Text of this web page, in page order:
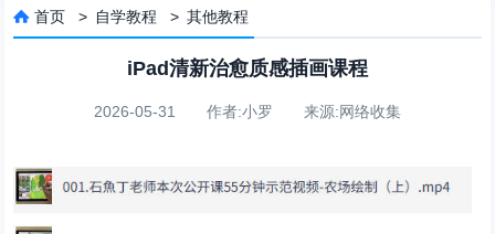
 首页 > 自学教程 >其他教程
iPad清新治愈质感插画课程
2026-05-31 作者:小罗 来源:网络收集